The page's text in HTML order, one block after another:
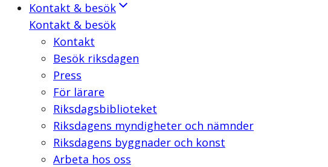
Kontakt & besök
Kontakt & besök
Kontakt
Besök riksdagen
Press
För lärare
Riksdagsbiblioteket
Riksdagens myndigheter och nämnder
Riksdagens byggnader och konst
Arbeta hos oss